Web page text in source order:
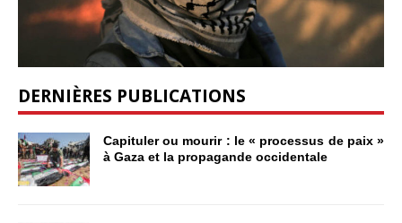
DERNIÈRES PUBLICATIONS
Capituler ou mourir : le « processus de paix »
à Gaza et la propagande occidentale